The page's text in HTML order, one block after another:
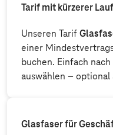
Tarif mit kürzerer
Unseren Tarif
einer
buchen. Einfach
auswählen – optional
Glasfaser für